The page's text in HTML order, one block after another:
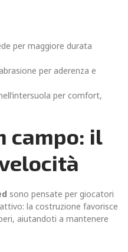
per maggiore durata
per aderenza e
per comfort,
campo: il
sono pensate per giocatori
la costruzione favorisce
aiutandoti a mantenere